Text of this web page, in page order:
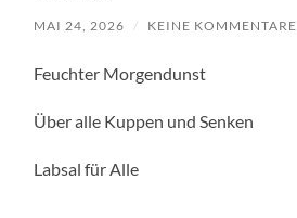
MAI 24, 2026 / KEINE KOMMENTARE
Feuchter Morgendunst
Über alle Kuppen und Senken
Labsal für Alle